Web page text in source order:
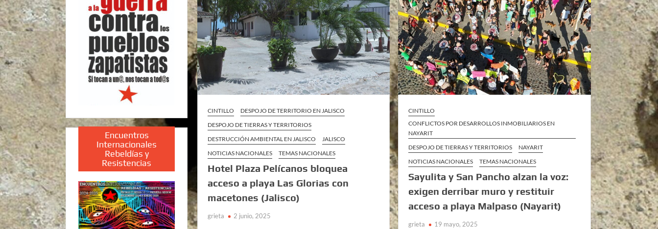
CINTILLO
DESPOJO DE TERRITORIO EN JALISCO
DESPOJO DE TIERRAS Y TERRITORIOS
DESTRUCCIÓN AMBIENTAL EN JALISCO
JALISCO
NOTICIAS NACIONALES
TEMAS NACIONALES
Hotel Plaza Pelícanos bloquea
acceso a playa Las Glorias con
macetones (Jalisco)
grieta 2 junio, 2025
CINTILLO
CONFLICTOS POR DESARROLLOS INMOBILIARIOS EN
NAYARIT
DESPOJO DE TIERRAS Y TERRITORIOS
NAYARIT
NOTICIAS NACIONALES
TEMAS NACIONALES
Sayulita y San Pancho alzan la voz:
exigen derribar muro y restituir
acceso a playa Malpaso (Nayarit)
grieta 19 mayo, 2025
Encuentros
Internacionales
Rebeldías y
Resistencias